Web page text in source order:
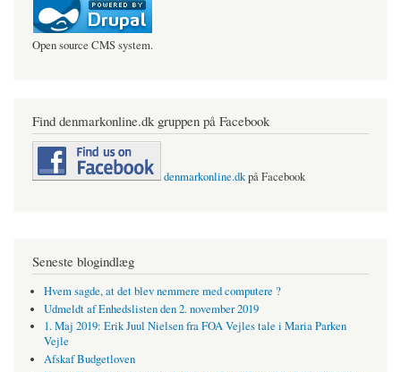
Open source CMS system.
Find denmarkonline.dk gruppen på Facebook
denmarkonline.dkpå Facebook
Seneste blogindlæg
Hvem sagde, at det blev nemmere med computere ?
Udmeldt af Enhedslisten den 2. november 2019
1. Maj 2019: Erik Juul Nielsen fra FOA Vejles tale i Maria Parken
Vejle
Afskaf Budgetloven